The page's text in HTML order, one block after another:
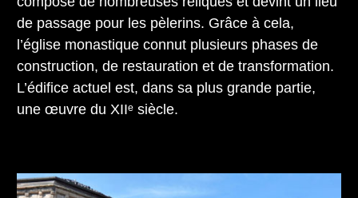
de passage pour les pèlerins. Grâce à cela,
l’église monastique connut plusieurs phases de
construction, de restauration et de transformation.
L’édifice actuel est, dans sa plus grande partie,
une œuvre du XIIᵉ siècle.